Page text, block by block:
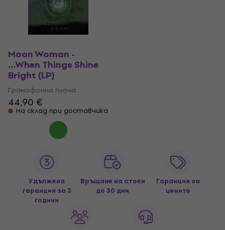
Moon Woman -
...When Things Shine
Bright (LP)
Грамофонна плоча
44,90 €
На склад при доставчика
Удължена
гаранция за 3
години
Връщане на стоки
до 30 дни
Гаранция за
цените